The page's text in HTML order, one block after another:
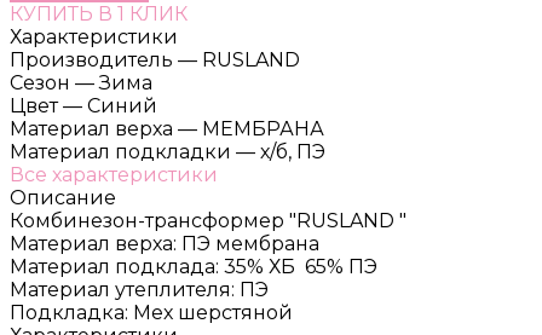
КУПИТЬ В 1 КЛИК
Характеристики
Производитель — RUSLAND
Сезон — Зима
Цвет — Синий
Материал верха — МЕМБРАНА
Материал подкладки — х/б, ПЭ
Все характеристики
Описание
Комбинезон-трансформер "RUSLAND "
Материал верха: ПЭ мембрана
Материал подклада: 35% ХБ 65% ПЭ
Материал утеплителя: ПЭ
Подкладка: Мех шерстяной